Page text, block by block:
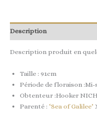
Description
Description produit en
Taille : 91cm
Période de floraison
Obtenteur :Hooker
Parenté : ‘Sea of Galilee’